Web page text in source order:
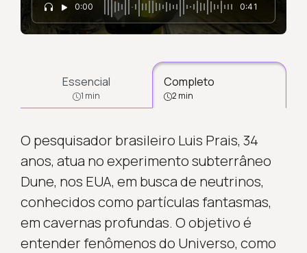
0:00 0:41
Essencial
1 min
Completo
2 min
O pesquisador brasileiro Luis Prais, 34
anos, atua no experimento subterrâneo
Dune, nos EUA, em busca de neutrinos,
conhecidos como partículas fantasmas,
em cavernas profundas. O objetivo é
entender fenômenos do Universo, como